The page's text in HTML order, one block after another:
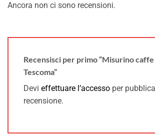
Ancora non ci sono recensioni.
Recensisci per primo “Misurino
Tescoma”
Devi effettuare l’accesso per
recensione.